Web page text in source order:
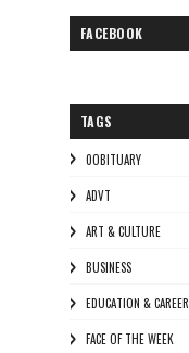
FACEBOOK
TAGS
0OBITUARY
ADVT
ART & CULTURE
BUSINESS
EDUCATION & CAREER
FACE OF THE WEEK